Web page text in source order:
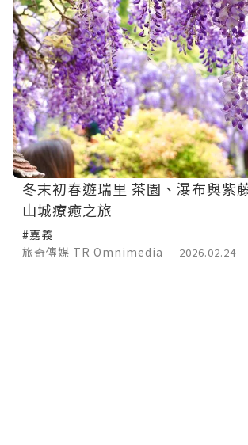
冬末初春遊瑞里 茶園、瀑布與紫
山城療癒之旅
#嘉義
旅奇傳媒 TR Omnimedia
2026.02.24